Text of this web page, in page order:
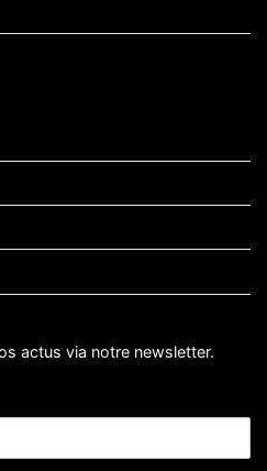
actus via notre newsletter.